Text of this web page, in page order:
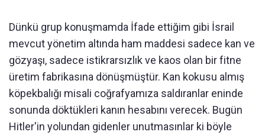
Dünkü grup konuşmamda İfade ettiğim gibi İsrail
mevcut yönetim altında ham maddesi sadece kan ve
gözyaşı, sadece istikrarsızlık ve kaos olan bir fitne
üretim fabrikasına dönüşmüştür. Kan kokusu almış
köpekbalığı misali coğrafyamıza saldıranlar eninde
sonunda döktükleri kanın hesabını verecek. Bugün
Hitler'in yolundan gidenler unutmasınlar ki böyle